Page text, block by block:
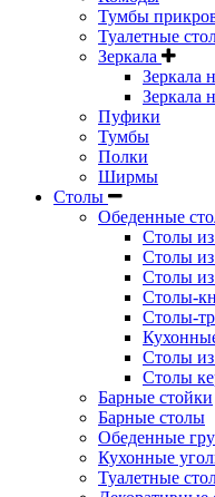
Тумбы
Туалетные
Зеркала
Зеркала
Зеркала
Пуфики
Тумбы
Полки
Ширмы
Столы
Обеденные
Столы из
Столы из
Столы
Столы-
Столы-
Столы из
Столы
Барные стойки
Барные столы
Обеденные
Кухонные
Туалетные